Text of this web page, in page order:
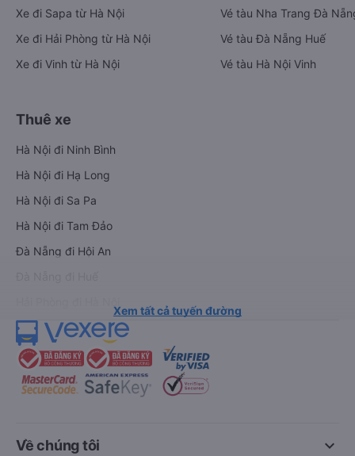
Xe đi Sapa từ Hà Nội
Xe đi Hải Phòng từ Hà Nội
Xe đi Vinh từ Hà Nội
Vé tàu Nha Trang Đà
Vé tàu Đà Nẵng Huế
Vé tàu Hà Nội Vinh
Thuê xe
Hà Nội đi Ninh Bình
Hà Nội đi Hạ Long
Hà Nội đi Sa Pa
Hà Nội đi Tam Đảo
Đà Nẵng đi Hội An
Xem tất cả tuyến đường
keyboard_arrow_down
Về chúng tôi